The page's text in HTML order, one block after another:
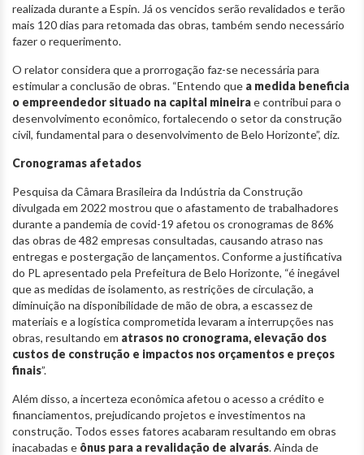
realizada durante a Espin. Já os vencidos serão revalidados e terão
mais 120 dias para retomada das obras, também sendo necessário
fazer o requerimento.
O relator considera que a prorrogação faz-se necessária para
estimular a conclusão de obras. “Entendo que a medida beneficia
o empreendedor situado na capital mineirae contribui para o
desenvolvimento econômico, fortalecendo o setor da construção
civil, fundamental para o desenvolvimento de Belo Horizonte”, diz.
Cronogramas afetados
Pesquisa da Câmara Brasileira da Indústria da Construção
divulgada em 2022 mostrou que o afastamento de trabalhadores
durante a pandemia de covid-19 afetou os cronogramas de 86%
das obras de 482 empresas consultadas, causando atraso nas
entregas e postergação de lançamentos. Conforme a justificativa
do PL apresentado pela Prefeitura de Belo Horizonte, “é inegável
que as medidas de isolamento, as restrições de circulação, a
diminuição na disponibilidade de mão de obra, a escassez de
materiais e a logística comprometida levaram a interrupções nas
obras, resultando em atrasos no cronograma, elevação dos
custos de construção e impactos nos orçamentos e preços
finais”.
Além disso, a incerteza econômica afetou o acesso a crédito e
financiamentos, prejudicando projetos e investimentos na
construção. Todos esses fatores acabaram resultando em obras
inacabadas e ônus para a revalidação de alvarás. Ainda de